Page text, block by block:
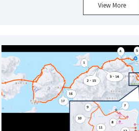
View More